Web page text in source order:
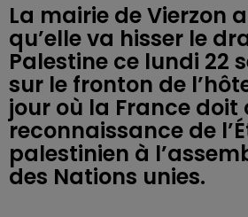
La mairie de Vierzon
qu’elle va hisser le
Palestine ce lundi 22
sur le fronton de
jour où la France doit
reconnaissance de
palestinien à
des Nations unies.